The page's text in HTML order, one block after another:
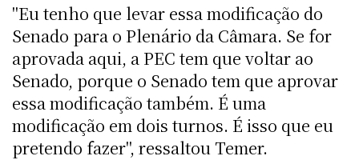
"Eu tenho que levar essa modificação do
Senado para o Plenário da Câmara. Se for
aprovada aqui, a PEC tem que voltar ao
Senado, porque o Senado tem que aprovar
essa modificação também. É uma
modificação em dois turnos. É isso que eu
pretendo fazer", ressaltou Temer.